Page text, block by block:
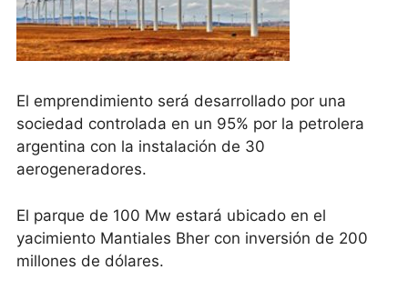
El emprendimiento será desarrollado por una
sociedad controlada en un 95% por la petrolera
argentina con la instalación de 30
aerogeneradores.
El parque de 100 Mw estará ubicado en el
yacimiento Mantiales Bher con inversión de 200
millones de dólares.